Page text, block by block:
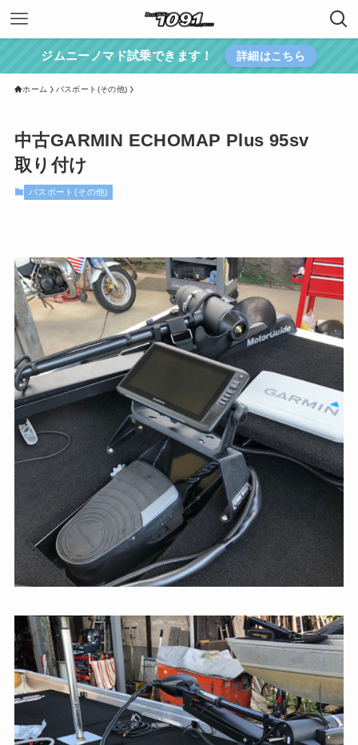
ジムニーノマド試乗できます！ 詳細はこちら
ホーム バスボート(その他)
中古GARMIN ECHOMAP Plus 95sv
取り付け
バスボート(その他)